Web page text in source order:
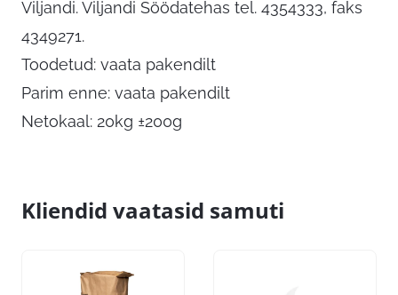
Viljandi. Viljandi Söödatehas tel. 4354333, faks
4349271.
Toodetud: vaata pakendilt
Parim enne: vaata pakendilt
Netokaal: 20kg ±200g
Kliendid vaatasid samuti